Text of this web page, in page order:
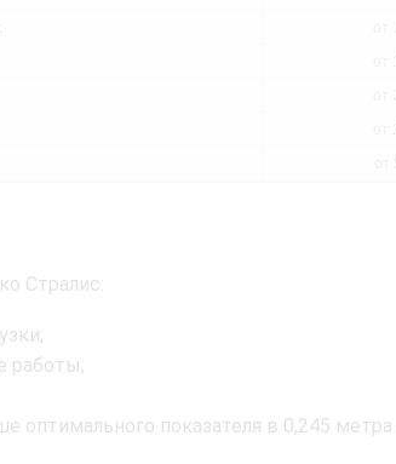
Стралис:
работы;
оптимального показателя в 0,245 метра.